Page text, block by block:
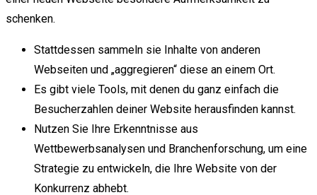
schenken.
Stattdessen sammeln sie Inhalte von anderen
Webseiten und „aggregieren“ diese an einem Ort.
Es gibt viele Tools, mit denen du ganz einfach die
Besucherzahlen deiner Website herausfinden kannst.
Nutzen Sie Ihre Erkenntnisse aus
Wettbewerbsanalysen und Branchenforschung, um eine
Strategie zu entwickeln, die Ihre Website von der
Konkurrenz abhebt.